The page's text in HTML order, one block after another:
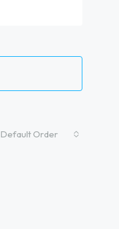
Default Order